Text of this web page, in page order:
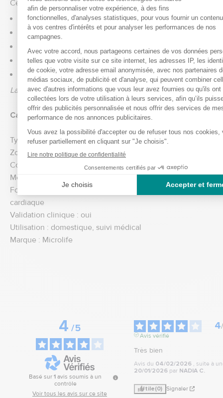
Ce tensiomètre est particulièrement recommandé pour :
les personnes hypertendues
les seniors souhaitant surveiller leur tension
les patients avec suivi médical régulier
les personnes à risque cardiovasculaire
un usage familial partagé
La connectivité Bluetooth facilite le suivi sans complexité.
Caractéristiques techniques
Type : tensiomètre électronique
Zone de mesure : bras
Connexion : Bluetooth
Mesures : tension systolique, diastolique, pouls
Fonction spécifique : détection des troubles du rythme
cardiaque
Validation clinique : oui
Utilisation : domestique, suivi médical
Marque : Microlife
4/5
Basé sur 1 avis soumis à un
contrôle
Voir tous les avis sur ce site
4/
Avis vérifié
Très bien
Avis du 04/02/2026 , suite à
20/01/2026 par NADIA C.
Utile(0) Signaler